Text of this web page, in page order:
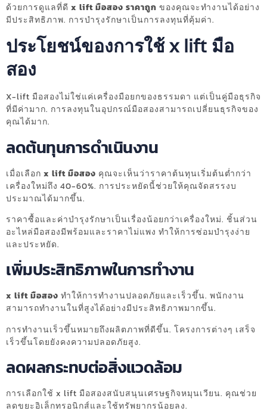
ด้วยการดูแลที่ดี x lift มือสอง ราคาถูก ของคุณจะทำงานได้อย่าง
มีประสิทธิภาพ. การบำรุงรักษาเป็นการลงทุนที่คุ้มค่า.
ประโยชน์ของการใช้ x lift มือ
สอง
X-lift มือสองไม่ใช่แค่เครื่องมือยกของธรรมดา แต่เป็นคู่มือธุรกิจ
ที่มีค่ามาก. การลงทุนในอุปกรณ์มือสองสามารถเปลี่ยนธุรกิจของ
คุณได้มาก.
ลดต้นทุนการดำเนินงาน
เมื่อเลือก x lift มือสอง คุณจะเห็นว่าราคาต้นทุนเริ่มต้นต่ำกว่า
เครื่องใหม่ถึง 40-60%. การประหยัดนี้ช่วยให้คุณจัดสรรงบ
ประมาณได้มากขึ้น.
ราคาซื้อและค่าบำรุงรักษาเป็นเรื่องน้อยกว่าเครื่องใหม่. ชิ้นส่วน
อะไหล่มือสองมีพร้อมและราคาไม่แพง ทำให้การซ่อมบำรุงง่าย
และประหยัด.
เพิ่มประสิทธิภาพในการทำงาน
x lift มือสอง ทำให้การทำงานปลอดภัยและเร็วขึ้น. พนักงาน
สามารถทำงานในที่สูงได้อย่างมีประสิทธิภาพมากขึ้น.
การทำงานเร็วขึ้นหมายถึงผลิตภาพที่ดีขึ้น. โครงการต่างๆ เสร็จ
เร็วขึ้นโดยยังคงความปลอดภัยสูง.
ลดผลกระทบต่อสิ่งแวดล้อม
การเลือกใช้ x lift มือสองสนับสนุนเศรษฐกิจหมุนเวียน. คุณช่วย
ลดขยะอิเล็กทรอนิกส์และใช้ทรัพยากรน้อยลง.